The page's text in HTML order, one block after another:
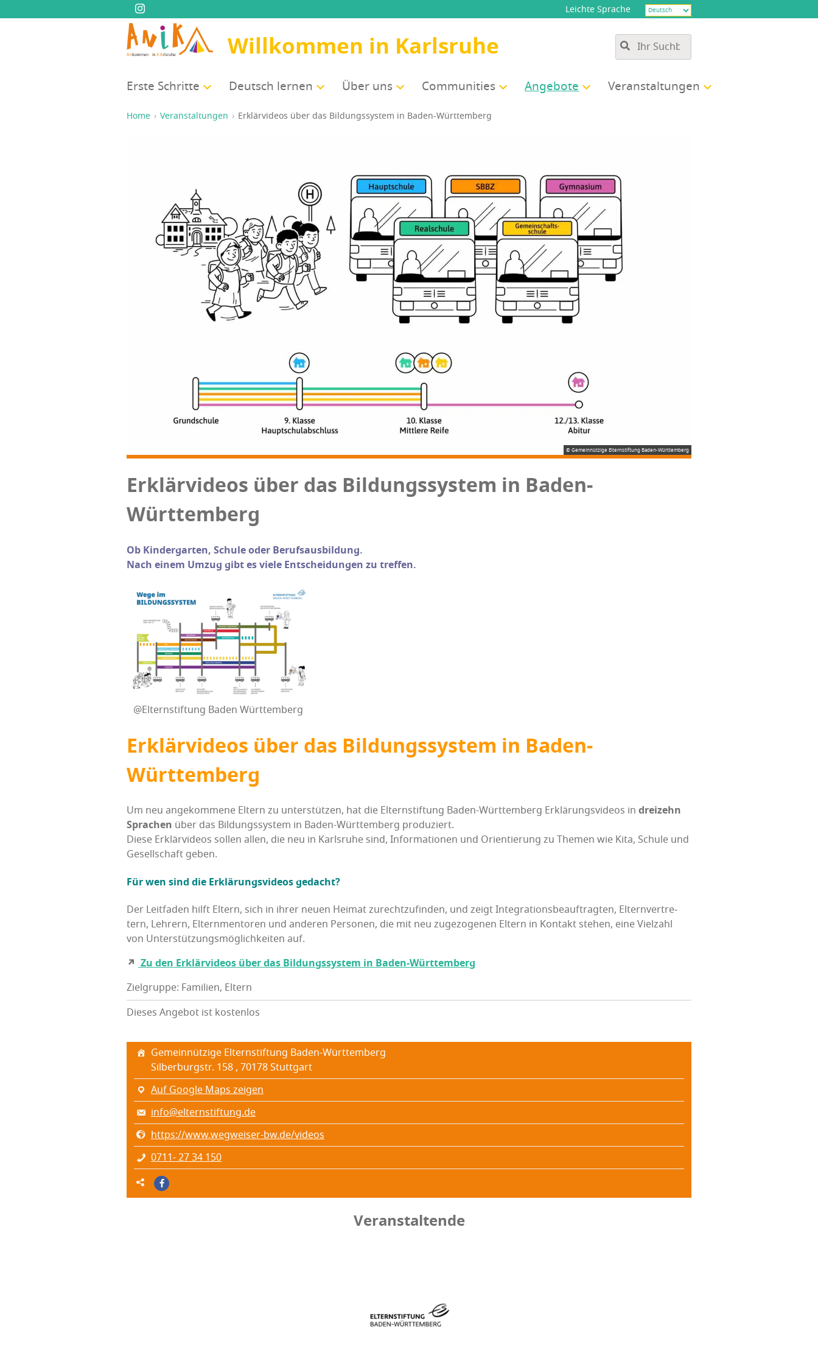
Leichte Sprache
Willkommen in Karlsruhe
Ers­te Schritte Deutsch ler­nen Über uns Com­mu­ni­ties Ange­bo­te Ver­an­stal­tun­gen
Home Veranstaltungen Erklär­vi­de­os über das Bil­dungs­sys­tem in Baden-Württemberg
© Gemeinnützige Elternstiftung Baden-Württemberg
Erklär­vi­de­os über das Bil­dungs­sys­tem in Baden-
Württemberg
Ob Kin­der­gar­ten, Schu­le oder Berufsausbildung.
Nach einem Umzug gibt es vie­le Ent­schei­dun­gen zu treffen.
@Elternstiftung Baden Württemberg
Erklär­vi­de­os über das Bil­dungs­sys­tem in Baden-
Württemberg
Um neu ange­kom­me­ne Eltern zu unter­stüt­zen, hat die Eltern­stif­tung Baden-Würt­tem­berg Erklä­rungs­vi­de­os in drei­zehn
Spra­chen über das Bil­dungs­sys­tem in Baden-Würt­tem­berg produziert.
Die­se Erklär­vi­de­os sol­len allen, die neu in Karls­ru­he sind, Infor­ma­tio­nen und Ori­en­tie­rung zu The­men wie Kita, Schu­le und
Gesell­schaft geben.
Für wen sind die Erklä­rungs­vi­de­os gedacht?
Der Leit­fa­den hilft Eltern, sich in ihrer neu­en Hei­mat zurecht­zu­fin­den, und zeigt Inte­gra­ti­ons­be­auf­trag­ten, Eltern­ver­tre­
tern, Leh­rern, Eltern­men­to­ren und ande­ren Per­so­nen, die mit neu zuge­zo­ge­nen Eltern in Kon­takt ste­hen, eine Viel­zahl
von Unter­stüt­zungs­mög­lich­kei­ten auf.
↗ Zu den Erklär­vi­de­os über das Bil­dungs­sys­tem in Baden-Württemberg
Zielgruppe: Familien, Eltern
Dieses Angebot ist kostenlos
Gemein­nüt­zi­ge Eltern­stif­tung Baden-Württemberg
Sil­ber­burg­str. 158 , 70178 Stutt­gart
Auf Google Maps zeigen
info@elternstiftung.de
https://www.wegweiser-bw.de/videos
0711- 27 34 150
Veranstaltende